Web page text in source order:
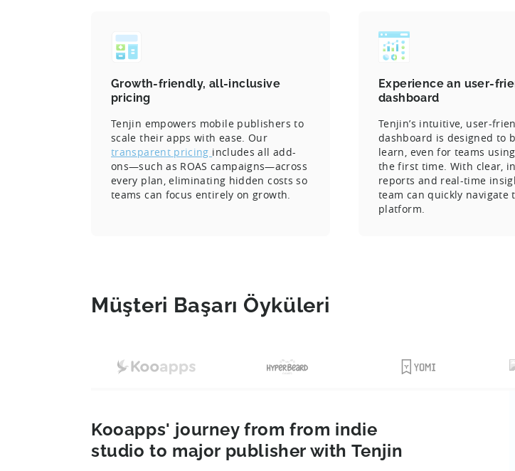
Growth-friendly, all-inclusive
pricing
Tenjin empowers mobile publishers to
scale their apps with ease. Our
transparent pricing includes all add-
ons—such as ROAS campaigns—across
every plan, eliminating hidden costs so
teams can focus entirely on growth.
Experience an user-
dashboard
Tenjin’s intuitive, user-
dashboard is designed to
learn, even for teams
the first time. With clear,
reports and real-time
team can quickly navigate
platform.
Müşteri Başarı Öyküleri
Kooapps' journey from from indie
studio to major publisher with Tenjin